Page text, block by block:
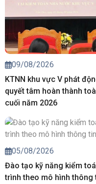
09/08/2026
KTNN khu vực V phát
quyết tâm hoàn thành
cuối năm 2026
05/08/2026
Đào tạo kỹ năng kiểm
trình theo mô hình thông